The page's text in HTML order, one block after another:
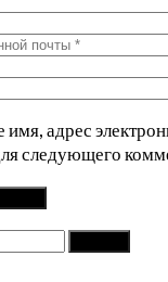
адрес
следующего